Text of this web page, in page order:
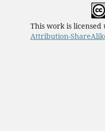
This work is licensed
Attribution-